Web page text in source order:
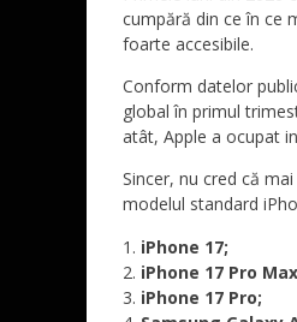
cumpără din ce în ce
foarte accesibile.
Conform datelor
global în primul
atât, Apple a ocupat
Sincer, nu cred că
modelul standard
iPhone 17;
iPhone 17 Pro
iPhone 17 Pro;